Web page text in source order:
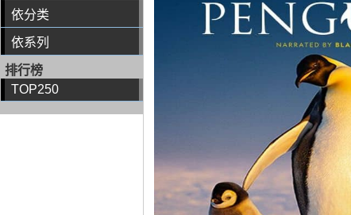
依分类
依系列
排行榜
TOP250